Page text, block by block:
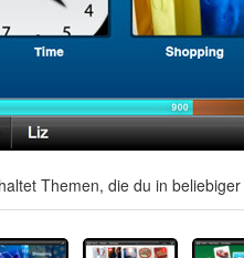
Themen, die du in